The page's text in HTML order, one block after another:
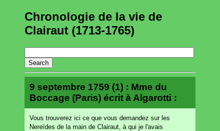
Chronologie de la vie de
Clairaut (1713-1765)
9 septembre 1759 (1) : Mme du
Boccage (Paris) écrit à Algarotti :
Vous trouverez ici ce que vous demandez sur les
Nereïdes de la main de Clairaut, à qui je l'avais